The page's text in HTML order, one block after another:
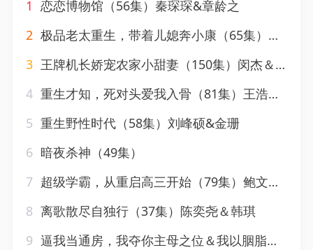
1 恋恋博物馆（56集）秦琛琛&章龄之
2 极品老太重生，带着儿媳奔小康（65集）刘月涛&白晶晶
3 王牌机长娇宠农家小甜妻（150集）闵杰＆崔晓萱
4 重生才知，死对头爱我入骨（81集）王浩翔＆马乐婕
5 重生野性时代（58集）刘峰硕&金珊
6 暗夜杀神（49集）
7 超级学霸，从重启高三开始（79集）鲍文浩＆王倩
8 离歌散尽自独行（37集）陈奕尧＆韩琪
9 逼我当通房，我夺你主母之位＆我以胭脂覆山河（79集）常丹丹